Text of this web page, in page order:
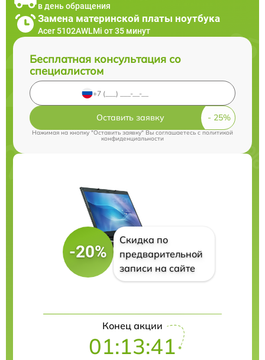
в день обращения
Замена материнской платы ноутбука
Acer 5102AWLMi от 35 минут
Бесплатная консультация со
специалистом
Оставить заявку
Нажимая на кнопку "Оставить заявку" Вы соглашаетесь cполитикой
конфиденциальности
-20%
Скидка по
предварительной
записи на сайте
Конец акции
01:13:41